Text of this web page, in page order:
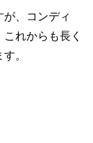
、コンディ
れからも長く
。